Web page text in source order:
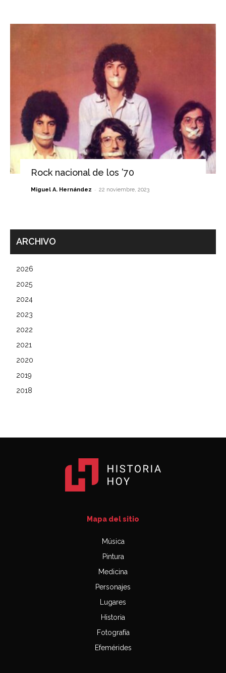
Rock nacional de los ’70
Miguel A. Hernández - 22 noviembre, 2023
ARCHIVO
2026
2025
2024
2023
2022
2021
2020
2019
2018
Mapa del sitio
Música
Pintura
Medicina
Personajes
Lugares
Historia
Fotografía
Efemérides